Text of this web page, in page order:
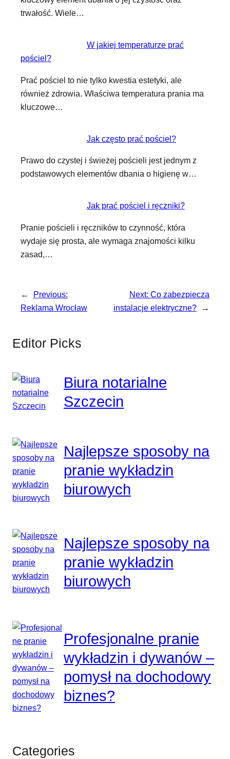
trwałość. Wiele…
W jakiej temperaturze prać
pościel?
Prać pościel to nie tylko kwestia estetyki, ale
również zdrowia. Właściwa temperatura prania ma
kluczowe…
Jak często prać pościel?
Prawo do czystej i świeżej pościeli jest jednym z
podstawowych elementów dbania o higienę w…
Jak prać pościel i ręczniki?
Pranie pościeli i ręczników to czynność, która
wydaje się prosta, ale wymaga znajomości kilku
zasad,…
←
Previous:
Reklama Wrocław
Next: Co zabezpiecza
instalacje elektryczne?
→
Editor Picks
Biura notarialne
Szczecin
Najlepsze sposoby na
pranie wykładzin
biurowych
Najlepsze sposoby na
pranie wykładzin
biurowych
Profesjonalne pranie
wykładzin i dywanów –
pomysł na dochodowy
biznes?
Categories